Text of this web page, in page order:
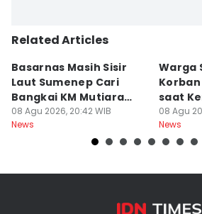
Related Articles
Basarnas Masih Sisir
Laut Sumenep Cari
Bangkai KM Mutiara
Sentosa II
08 Agu 2026, 20:42 WIB
News
Warga
saat
Gapura
08 Agu
News